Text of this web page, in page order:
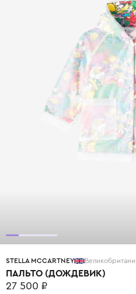
STELLA MCCARTNEY
ПАЛЬТО (ДОЖДЕВИК)
27 500 ₽